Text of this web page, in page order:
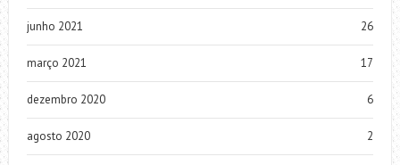
junho 2021 26
março 2021 17
dezembro 2020 6
agosto 2020 2